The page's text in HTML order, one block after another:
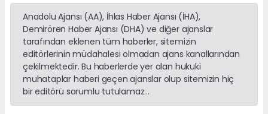
Anadolu Ajansı (AA), İhlas Haber Ajansı (İHA),
Demirören Haber Ajansı (DHA) ve diğer ajanslar
tarafından eklenen tüm haberler, sitemizin
editörlerinin müdahalesi olmadan ajans kanallarından
çekilmektedir. Bu haberlerde yer alan hukuki
muhataplar haberi geçen ajanslar olup sitemizin hiç
bir editörü sorumlu tutulamaz...